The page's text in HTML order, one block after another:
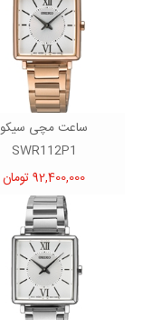
ساعت مچی سیکو
SWR112P1
92,400,000 تومان